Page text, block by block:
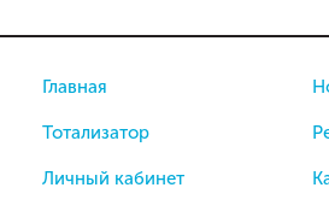
Главная
Тотализатор
Личный кабинет